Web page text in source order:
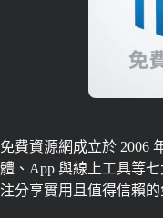
免費資源網成立於 2006
體、App 與線上工具等
注分享實用且值得信賴的